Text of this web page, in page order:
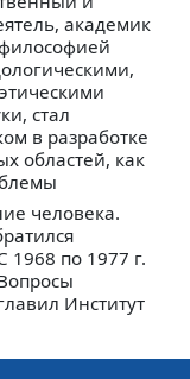
академик
стал
в разработке
областей, как
человека.
1968 по 1977 г.
Институт